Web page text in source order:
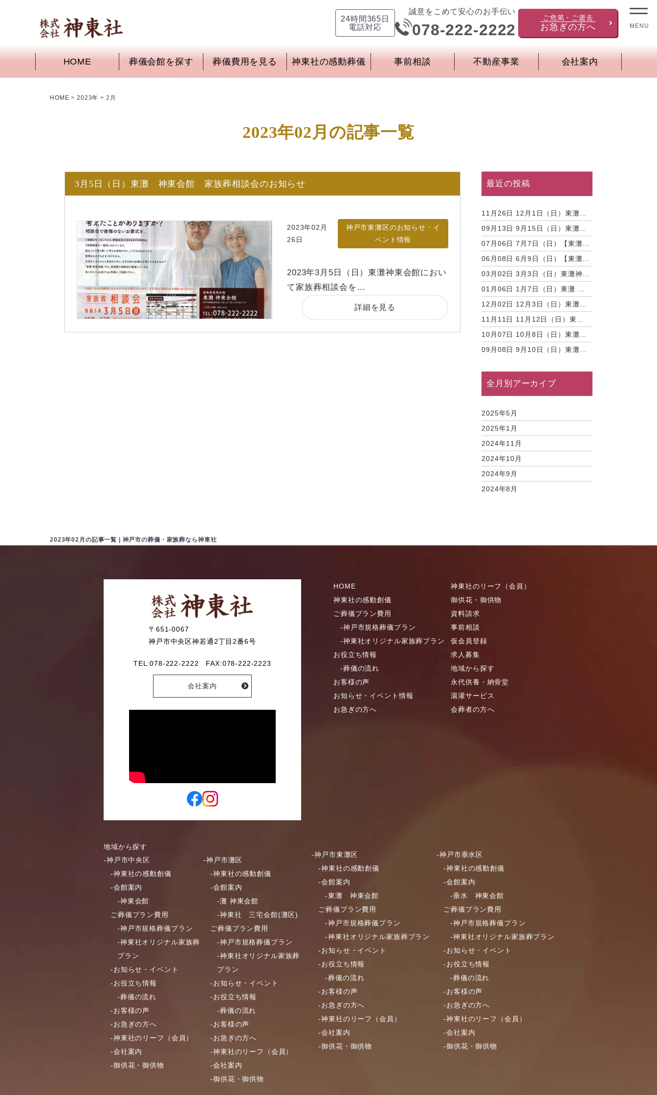
24時間365日
電話対応
誠意をこめて安心のお手伝い
078-222-2222
ご危篤・ご逝去
お急ぎの方へ
HOME 葬儀会館を探す 葬儀費用を見る 神東社の感動葬儀 事前相談 不動産事業 会社案内
MENU
HOME > 2023年 > 2月
2023年02月の記事一覧
3月5日（日）東灘 神東会館 家族葬相談会のお知らせ
2023年02月
26日
神戸市東灘区のお知らせ・イ
ベント情報
2023年3月5日（日）東灘神東会館におい
て家族葬相談会を…
詳細を見る
最近の投稿
11月26日 12月1日（日）東灘...
09月13日 9月15日（日）東灘...
07月06日 7月7日（日）【東灘...
06月08日 6月9日（日）【東灘...
03月02日 3月3日（日）東灘神...
01月06日 1月7日（日）東灘 ...
12月02日 12月3日（日）東灘...
11月11日 11月12日（日）東...
10月07日 10月8日（日）東灘...
09月08日 9月10日（日）東灘...
全月別アーカイブ
2025年5月
2025年1月
2024年11月
2024年10月
2024年9月
2024年8月
2023年11月
2023年8月
2023年5月
2023年4月
2023年2月
2020年9月
2020年8月
2020年6月
2020年5月
2020年4月
2020年1月
2019年12月
2019年11月
2019年10月
2019年8月
2023年02月の記事一覧 | 神戸市の葬儀・家族葬なら神東社
〒651-0067
神戸市中央区神若通2丁目2番6号
TEL:078-222-2222 FAX:078-222-2223
会社案内
HOME
神東社の感動創儀
ご葬儀プラン費用
-神戸市規格葬儀プラン
-神東社オリジナル家族葬プラン
お役立ち情報
-葬儀の流れ
お客様の声
お知らせ・イベント情報
お急ぎの方へ
神東社のリーフ（会員）
御供花・御供物
資料請求
事前相談
仮会員登録
求人募集
地域から探す
永代供養・納骨堂
湯灌サービス
会葬者の方へ
地域から探す
-神戸市中央区
-神東社の感動創儀
-会館案内
-神東会館
ご葬儀プラン費用
-神戸市規格葬儀プラン
-神東社オリジナル家族葬
プラン
-お知らせ・イベント
-お役立ち情報
-葬儀の流れ
-お客様の声
-お急ぎの方へ
-神東社のリーフ（会員）
-会社案内
-御供花・御供物
-神戸市灘区
-神東社の感動創儀
-会館案内
-灘 神東会館
-神東社 三宅会館(灘区)
ご葬儀プラン費用
-神戸市規格葬儀プラン
-神東社オリジナル家族葬
プラン
-お知らせ・イベント
-お役立ち情報
-葬儀の流れ
-お客様の声
-お急ぎの方へ
-神東社のリーフ（会員）
-会社案内
-御供花・御供物
-神戸市東灘区
-神東社の感動創儀
-会館案内
-東灘 神東会館
ご葬儀プラン費用
-神戸市規格葬儀プラン
-神東社オリジナル家族葬プラン
-お知らせ・イベント
-お役立ち情報
-葬儀の流れ
-お客様の声
-お急ぎの方へ
-神東社のリーフ（会員）
-会社案内
-御供花・御供物
-神戸市垂水区
-神東社の感動創儀
-会館案内
-垂水 神東会館
ご葬儀プラン費用
-神戸市規格葬儀プラン
-神東社オリジナル家族葬プラン
-お知らせ・イベント
-お役立ち情報
-葬儀の流れ
-お客様の声
-お急ぎの方へ
-神東社のリーフ（会員）
-会社案内
-御供花・御供物